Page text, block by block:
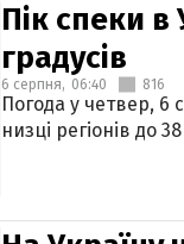
Пік спеки в
градусів
6 серпня, 06:40 816
Погода у четвер, 6
низці регіонів до